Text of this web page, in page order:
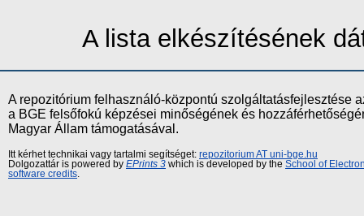
A lista elkészítésének
A repozitórium felhasználó-központú szolgáltatásfejlesztése
a BGE felsőfokú képzései minőségének és
Magyar Állam támogatásával.
Itt kérhet technikai vagy tartalmi segítséget: repozitorium AT uni-bge.hu
Dolgozattár is powered by EPrints 3 which is developed by the School of
software credits